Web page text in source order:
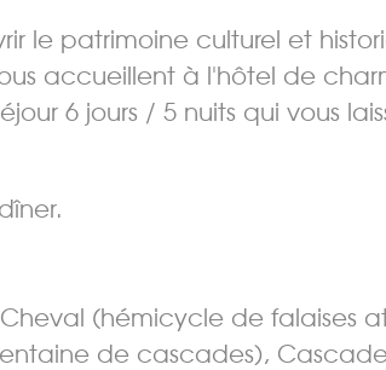
le patrimoine culturel et
accueillent à l'hôtel de
6 jours / 5 nuits qui vous
(hémicycle de falaises
de cascades),